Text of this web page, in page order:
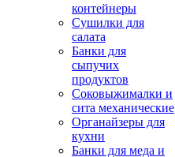
контейнеры
Сушилки для
салата
Банки для
сыпучих
продуктов
Соковыжималки и
сита механические
Органайзеры для
кухни
Банки для меда и